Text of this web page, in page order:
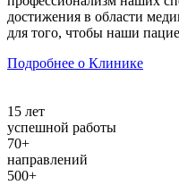
достижения в области
для того, чтобы наши
Подробнее о Клинике
15 лет
успешной работы
70+
направлений
500+